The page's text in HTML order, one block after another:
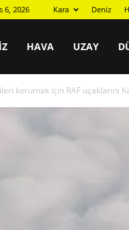
6, 2026 Kara Deniz
HAVA UZAY
korumak için RAF uçaklarını